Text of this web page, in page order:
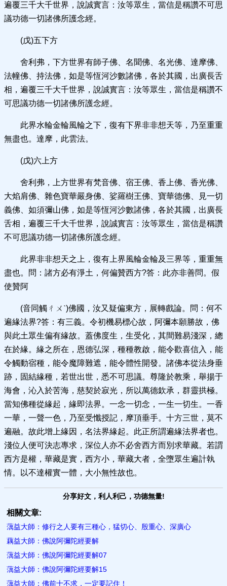
遍覆三千大千世界，說誠實言：汝等眾生，當信是稱讚不可思
議功德一切諸佛所護念經。
(戊)五下方
舍利弗，下方世界有師子佛、名聞佛、名光佛、達摩佛、
法幢佛、持法佛，如是等恆河沙數諸佛，各於其國，出廣長舌
相，遍覆三千大千世界，說誠實言：汝等眾生，當信是稱讚不
可思議功德一切諸佛所護念經。
此界水輪金輪風輪之下，復有下界非非想天等，乃至重重
無盡也。達摩，此雲法。
(戊)六上方
舍利弗，上方世界有梵音佛、宿王佛、香上佛、香光佛、
大焰肩佛、雜色寶華嚴身佛、娑羅樹王佛、寶華德佛、見一切
義佛、如須彌山佛，如是等恆河沙數諸佛，各於其國，出廣長
舌相，遍覆三千大千世界，說誠實言：汝等眾生，當信是稱讚
不可思議功德一切諸佛所護念經。
此界非非想天之上，復有上界風輪金輪及三界等，重重無
盡也。問：諸方必有淨土，何偏贊西方?答：此亦非善問。假
使贊阿
(音同觸ㄔㄨˋ)佛國，汝又疑偏東方，展轉戲論。問：何不
遍緣法界?答：有三義。令初機易標心故，阿彌本願勝故，佛
與此土眾生偏有緣故。蓋佛度生，生受化，其間難易淺深，總
在於緣。緣之所在，恩德弘深，種種教啟，能令歡喜信入，能
令觸動宿種，能令魔障難遮，能令體性開發。諸佛本從法身垂
跡，固結緣種，若世出世，悉不可思議。尊隆於教乘，舉揚于
海會，沁入於苦海，慈契於寂光，所以萬德欽承，群靈拱極。
當知佛種從緣起，緣即法界。一念一切念，一生一切生。一香
一華，一聲一色，乃至受懺授記，摩頂垂手。十方三世，莫不
遍融。故此增上緣因，名法界緣起。此正所謂遍緣法界者也。
淺位人便可決志專求，深位人亦不必舍西方而別求華藏。若謂
西方是權，華藏是實，西方小，華藏大者，全墮眾生遍計執
情。以不達權實一體，大小無性故也。
分享好文，利人利己，功德無量!
相關文章:
蕅益大師：修行之人要有三種心，猛切心、殷重心、深廣心
藕益大師：佛說阿彌陀經要解
蕅益大師：佛說阿彌陀經要解07
蕅益大師：佛說阿彌陀經要解15
蕅益大師：佛前十不求，一定要記住！